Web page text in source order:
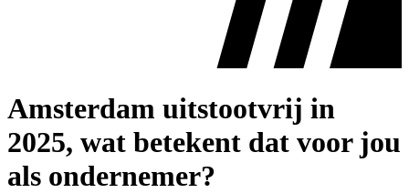
Amsterdam uitstootvrij in
2025, wat betekent dat voor jou
als ondernemer?